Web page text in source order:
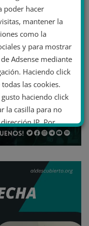
poder hacer
mantener la
como la
y para mostrar
Adsense mediante
Haciendo click
las cookies.
haciendo click
la casilla para no
IP. Por
de cookies.
Aceptar cookies